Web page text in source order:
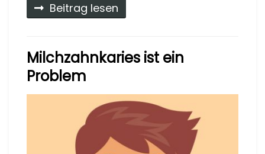
Beitrag lesen
Milchzahnkaries ist ein
Problem